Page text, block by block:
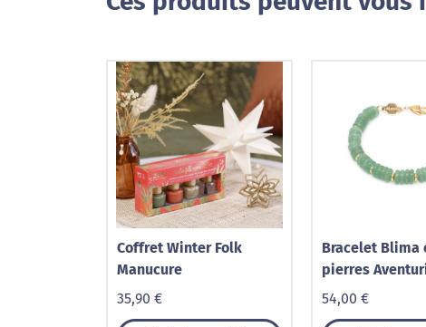
Coffret Winter Folk
Manucure
35,90 €
Bracelet Blima
pierres
54,00 €